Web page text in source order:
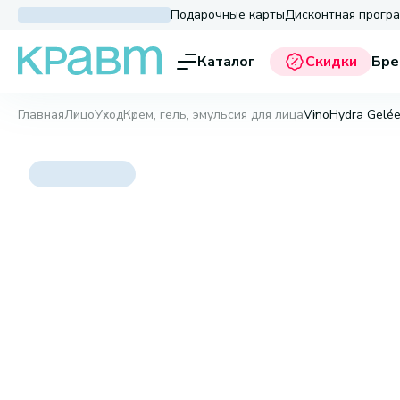
Подарочные картыДисконтная
Каталог Скидки
ГлавнаяЛицоУходКрем, гель, эмульсия для лицаVinoHydra